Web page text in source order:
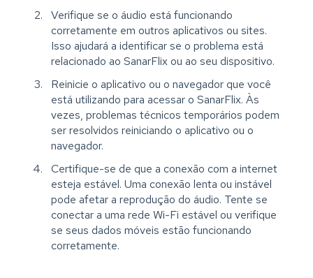
Verifique se o áudio está funcionando
corretamente em outros aplicativos ou sites.
Isso ajudará a identificar se o problema está
relacionado ao SanarFlix ou ao seu dispositivo.
Reinicie o aplicativo ou o navegador que você
está utilizando para acessar o SanarFlix. Às
vezes, problemas técnicos temporários podem
ser resolvidos reiniciando o aplicativo ou o
navegador.
Certifique-se de que a conexão com a internet
esteja estável. Uma conexão lenta ou instável
pode afetar a reprodução do áudio. Tente se
conectar a uma rede Wi-Fi estável ou verifique
se seus dados móveis estão funcionando
corretamente.